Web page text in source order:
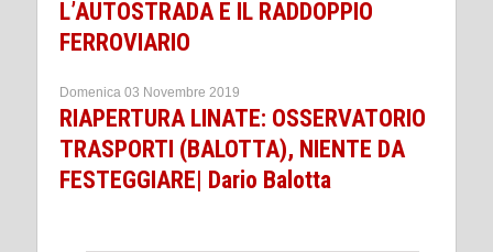
L’AUTOSTRADA E IL RADDOPPIO
FERROVIARIO
Domenica 03 Novembre 2019
RIAPERTURA LINATE: OSSERVATORIO
TRASPORTI (BALOTTA), NIENTE DA
FESTEGGIARE| Dario Balotta